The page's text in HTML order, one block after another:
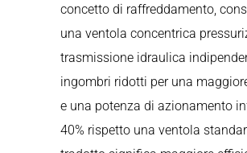
concetto di raffreddamento,
una ventola concentrica
trasmissione idraulica
ingombri ridotti per una
e una potenza di azionamento
40% rispetto una ventola